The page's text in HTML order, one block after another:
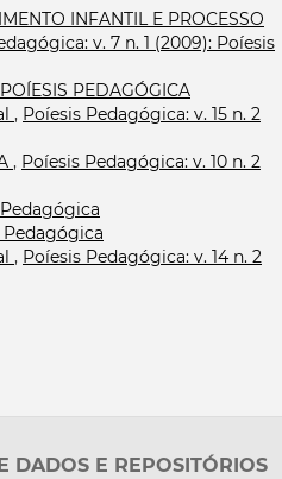
INFANTIL E PROCESSO
v. 7 n. 1 (2009): Poíesis
PEDAGÓGICA
, Poíesis Pedagógica: v. 15 n. 2
, Poíesis Pedagógica: v. 10 n. 2
Pedagógica
Pedagógica
, Poíesis Pedagógica: v. 14 n. 2
DADOS E REPOSITÓRIOS